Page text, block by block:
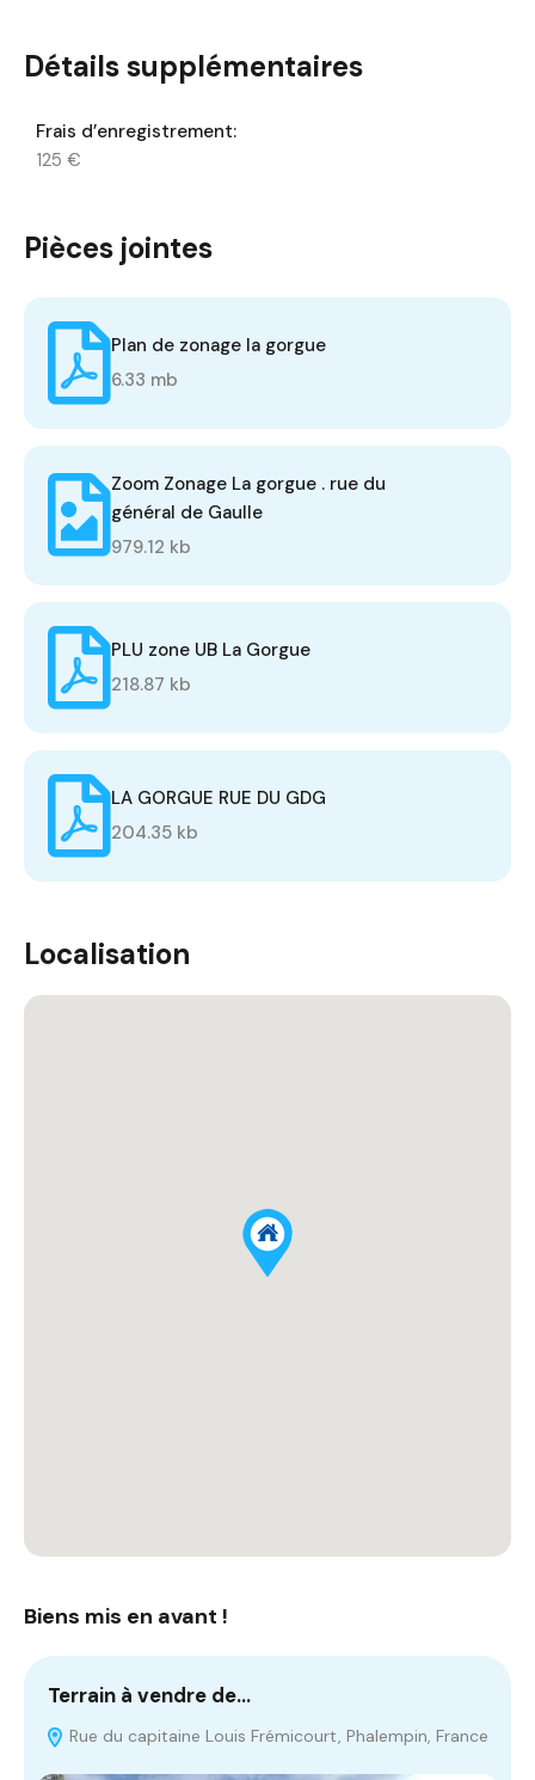
Détails supplémentaires
Frais d’enregistrement:
125 €
Pièces jointes
Plan de zonage la gorgue
6.33 mb
Zoom Zonage La gorgue . rue du
général de Gaulle
979.12 kb
PLU zone UB La Gorgue
218.87 kb
LA GORGUE RUE DU GDG
204.35 kb
Localisation
Biens mis en avant !
Terrain à vendre de…
Rue du capitaine Louis Frémicourt, Phalempin, France